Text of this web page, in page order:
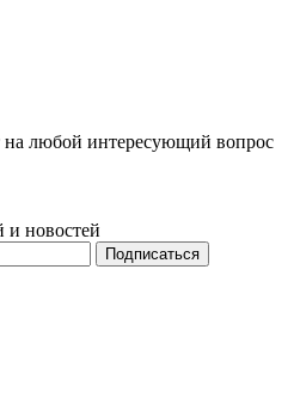
на любой интересующий вопрос
и новостей
Подписаться